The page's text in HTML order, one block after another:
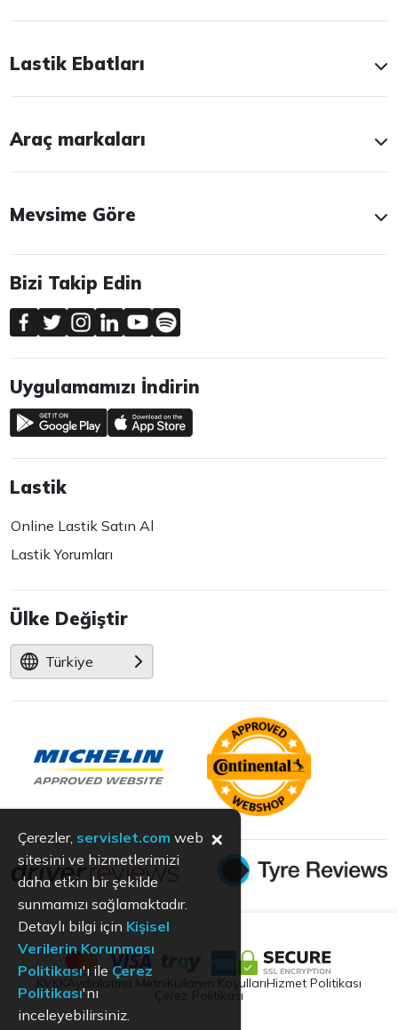
Lastik Ebatları
Araç markaları
Mevsime Göre
Bizi Takip Edin
Uygulamamızı İndirin
Lastik
Online Lastik Satın Al
Lastik Yorumları
Ülke Değiştir
Türkiye
Aydınlatma Metni Kullanım KoşullarıHizmet Politikası
Çerez Politikası
Çerezler, servislet.com web
sitesini ve hizmetlerimizi
daha etkin bir şekilde
sunmamızı sağlamaktadır.
Detaylı bilgi için Kişisel
Verilerin Korunması
Politikası'ı ile Çerez
Politikası'nı
inceleyebilirsiniz.
×